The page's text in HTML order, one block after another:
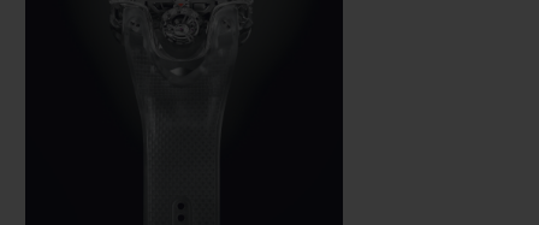
une zone rouge très explicites ; et les
secondes dans le tiers inférieur et qui, sont